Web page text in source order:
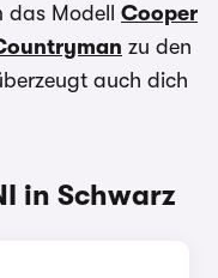
das Modell Cooper
zu den
auch dich
in Schwarz